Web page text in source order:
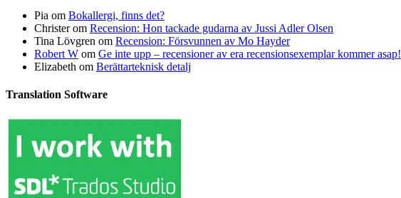
Pia om Bokallergi, finns det?
Christerom Recension: Hon tackade gudarna av Jussi Adler Olsen
Tina Lövgren om Recension: Försvunnen av Mo Hayder
Robert W om Ge inte upp – recensioner av era recensionsexemplar kommer asap!
Elizabeth om Berättarteknisk detalj
Translation Software